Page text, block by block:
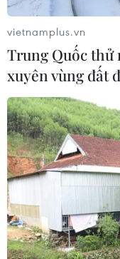
vietnamplus.vn
Trung Quốc thử
xuyên vùng đất